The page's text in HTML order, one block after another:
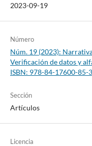
2023-09-19
Número
Núm. 19 (2023):
Verificación de datos y
ISBN: 978-84-17600-85-
Sección
Artículos
Licencia